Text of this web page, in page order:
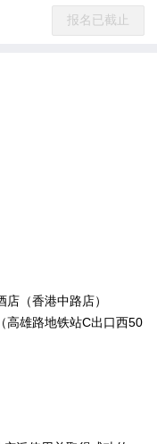
报名已截止
（香港中路店）
高雄路地铁站C出口西50